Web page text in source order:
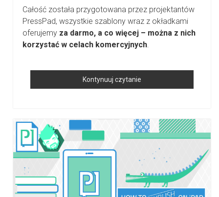
Całość została przygotowana przez projektantów
PressPad, wszystkie szablony wraz z okładkami
oferujemy za darmo, a co więcej – można z nich
korzystać w celach komercyjnych.
Kontynuuj czytanie
Korzystać
Profesjonalnych,
Darmowych
Szablonów
Czasopism?